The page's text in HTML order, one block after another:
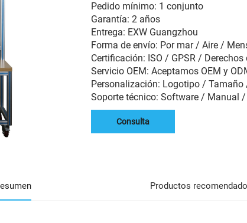
Pedido mínimo: 1 conjunto
Garantía: 2 años
Entrega: EXW Guangzhou
Forma de envío: Por mar / Aire /
Certificación: ISO / GPSR /
Servicio OEM: Aceptamos OEM y
Personalización: Logotipo /
Soporte técnico: Software / Manual
Consulta
Productos